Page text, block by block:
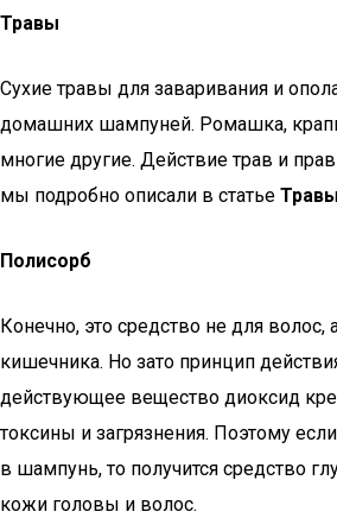
Травы
Сухие травы для заваривания и
домашних шампуней. Ромашка,
многие другие. Действие трав и
мы подробно описали в статье
Полисорб
Конечно, это средство не для волос,
кишечника. Но зато принцип
действующее вещество диоксид
токсины и загрязнения. Поэтому
в шампунь, то получится средство
кожи головы и волос.